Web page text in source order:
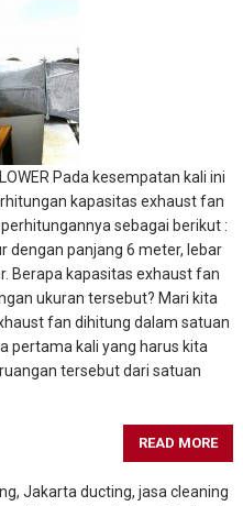
Pada kesempatan kali ini
kapasitas exhaust fan
sebagai berikut :
dengan panjang 6 meter, lebar
Berapa kapasitas exhaust fan
ukuran tersebut? Mari kita
fan dihitung dalam satuan
pertama kali yang harus kita
tersebut dari satuan
READ MORE
,Jakarta ducting,jasa cleaning